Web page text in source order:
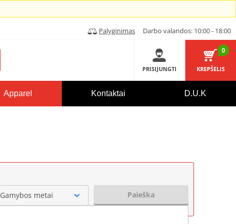
Palyginimas Darbo valandos: 10:00 - 18:00
PRISIJUNGTI
0
KREPŠELIS
Apparel Kontaktai D.U.K
Gamybos metai Paieška